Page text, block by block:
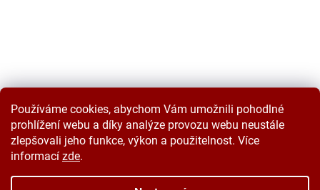
Používáme cookies, abychom Vám umožnili pohodlné
prohlížení webu a díky analýze provozu webu neustále
zlepšovali jeho funkce, výkon a použitelnost. Více
informací zde.